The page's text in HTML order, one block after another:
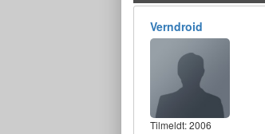
Verndroid
Tilmeldt:2006